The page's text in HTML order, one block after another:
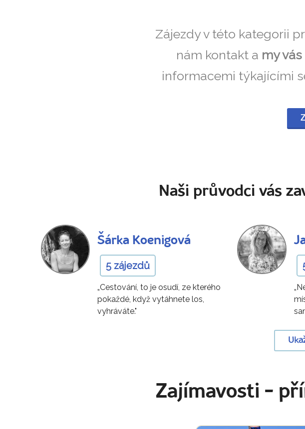
Zájezdy v této kategorii
nám kontakt a my
informacemi týkajícími
Naši průvodci vás
Šárka Koenigová
5 zájezdů
„Cestování, to je osudí, ze kterého
pokaždé, když vytáhnete los,
vyhráváte."
Zajímavosti -